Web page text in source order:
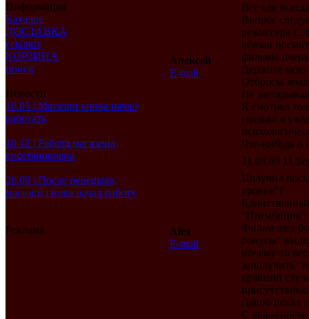
Информация
Каталог
ДОСТАВКА
ссылки
КОРЗИНА
поиск
Новости
16.05 | Магазин снова начал
работать
10.12 | Работа магазина
восстановлена
26.09 | После перерыва,
магазин снова начал работу
Реклама
Алексей
E-mail
Все как
Вопрос
режиссера
обязан
фильмы
Держите мою
Отбросы
Не
Я смотрел
сколько я
Что-нибудь о
Alex
E-mail
21.09.09
Получил
уровне"!
"Ингибиция"
Фильм шел
бонусы"
почему-то
заполучить
крайний
Давно искал
С уважением,